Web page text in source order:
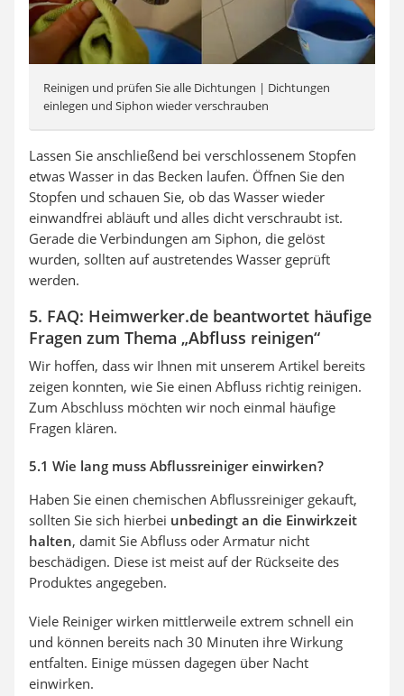
Reinigen und prüfen Sie alle Dichtungen | Dichtungen
einlegen und Siphon wieder verschrauben
Lassen Sie anschließend bei verschlossenem Stopfen
etwas Wasser in das Becken laufen. Öffnen Sie den
Stopfen und schauen Sie, ob das Wasser wieder
einwandfrei abläuft und alles dicht verschraubt ist.
Gerade die Verbindungen am Siphon, die gelöst
wurden, sollten auf austretendes Wasser geprüft
werden.
5. FAQ: Heimwerker.de beantwortet häufige
Fragen zum Thema „Abfluss reinigen“
Wir hoffen, dass wir Ihnen mit unserem Artikel bereits
zeigen konnten, wie Sie einen Abfluss richtig reinigen.
Zum Abschluss möchten wir noch einmal häufige
Fragen klären.
5.1 Wie lang muss Abflussreiniger einwirken?
Haben Sie einen chemischen Abflussreiniger gekauft,
sollten Sie sich hierbei unbedingt an die Einwirkzeit
halten, damit Sie Abfluss oder Armatur nicht
beschädigen. Diese ist meist auf der Rückseite des
Produktes angegeben.
Viele Reiniger wirken mittlerweile extrem schnell ein
und können bereits nach 30 Minuten ihre Wirkung
entfalten. Einige müssen dagegen über Nacht
einwirken.